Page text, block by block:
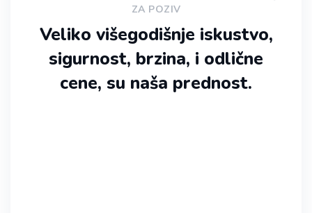
ZA POZIV
Veliko višegodišnje iskustvo,
sigurnost, brzina, i odlične
cene, su naša prednost.